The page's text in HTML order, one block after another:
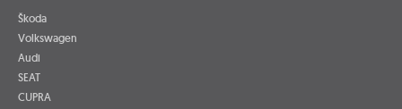
Škoda
Volkswagen
Audi
SEAT
CUPRA